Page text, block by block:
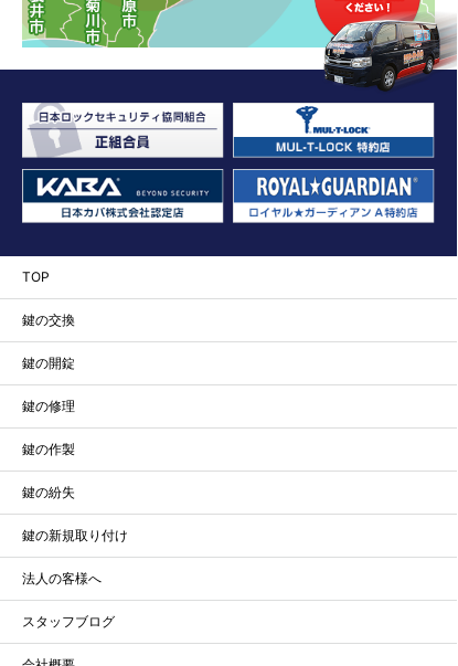
TOP
鍵の交換
鍵の開錠
鍵の修理
鍵の作製
鍵の紛失
鍵の新規取り付け
法人の客様へ
スタッフブログ